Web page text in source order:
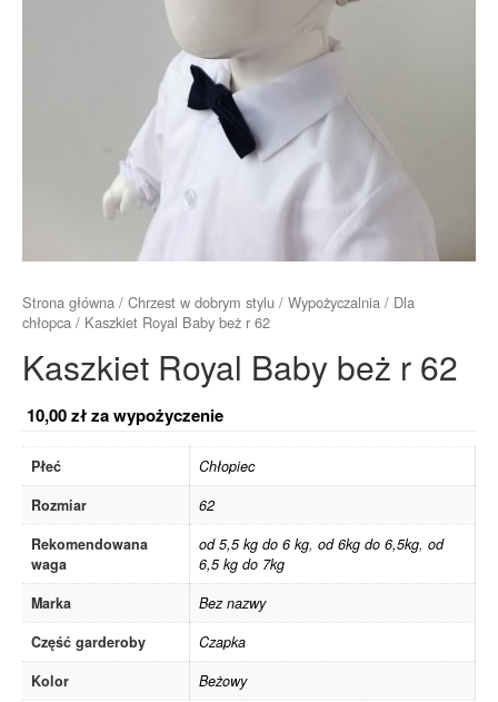
Strona główna / Chrzest w dobrym stylu / Wypożyczalnia / Dla
chłopca / Kaszkiet Royal Baby beż r 62
Kaszkiet Royal Baby beż r 62
10,00złza wypożyczenie
Płeć
Chłopiec
Rozmiar
62
Rekomendowana
waga
od 5,5 kg do 6 kg, od 6kg do 6,5kg, od
6,5 kg do 7kg
Marka
Bez nazwy
Część garderoby
Czapka
Kolor
Beżowy